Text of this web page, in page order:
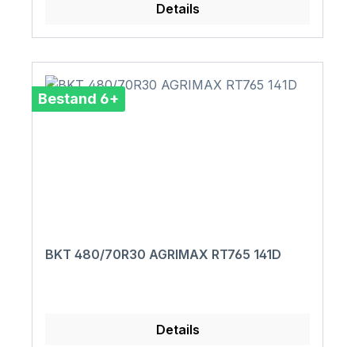
Details
Bestand 6+
BKT 480/70R30 AGRIMAX RT765 141D
Details